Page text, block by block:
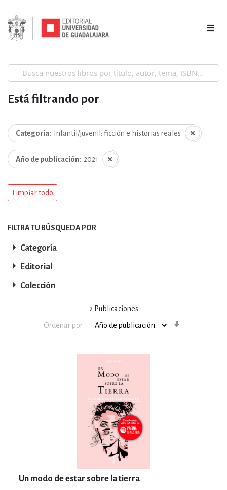
2 Publicaciones
Ordenar por
Un modo de estar sobre la tierra
Está filtrando por
Categoría Infantil/juvenil: ficción e historias reales
Año de publicación 2021
Limpiar todo
FILTRA TU BÚSQUEDA POR
Categoría
Editorial
Colección